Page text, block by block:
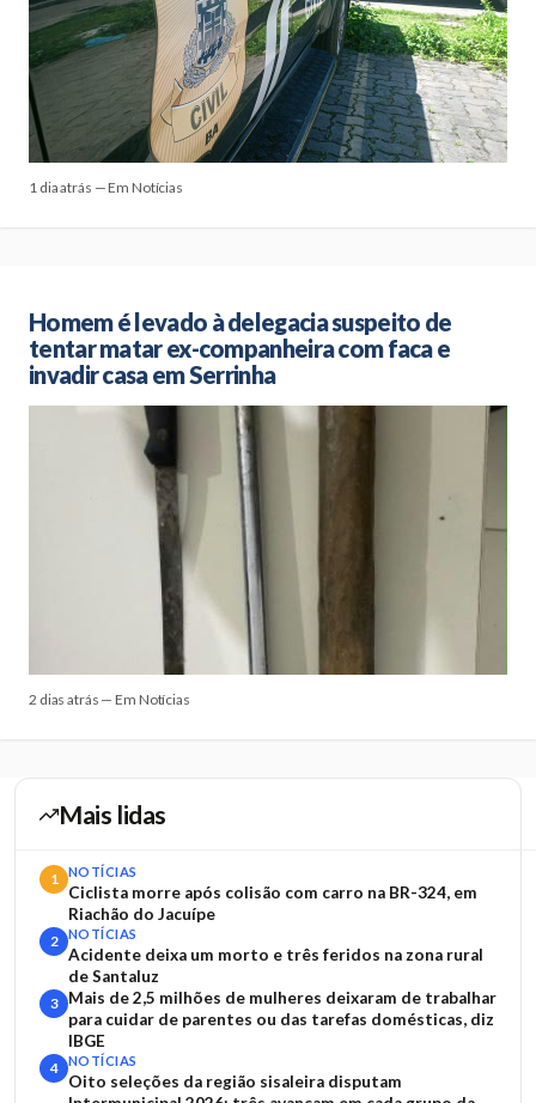
1 dia atrás — Em Notícias
Homem é levado à delegacia suspeito de
tentar matar ex-companheira com faca e
invadir casa em Serrinha
2 dias atrás — Em Notícias
Mais lidas
1 NOTÍCIAS
Ciclista morre após colisão com carro na BR-324, em
Riachão do Jacuípe
2 NOTÍCIAS
Acidente deixa um morto e três feridos na zona rural
de Santaluz
3
Mais de 2,5 milhões de mulheres deixaram de trabalhar
para cuidar de parentes ou das tarefas domésticas, diz
IBGE
4 NOTÍCIAS
Oito seleções da região sisaleira disputam